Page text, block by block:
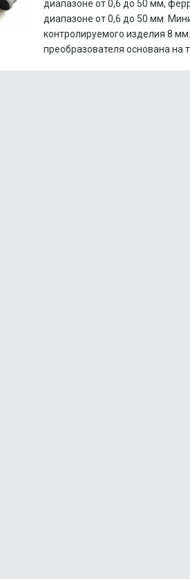
диапазоне от 0,6 до 50 мм,
диапазоне от 0,6 до 50 мм.
контролируемого изделия 8
преобразователя основана на